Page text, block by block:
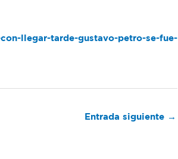
llegar-tarde-gustavo-petro-se-fue-
Entrada siguiente →